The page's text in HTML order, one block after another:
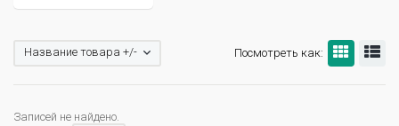
Посмотреть как:
Название товара +/-
Записей не найдено.